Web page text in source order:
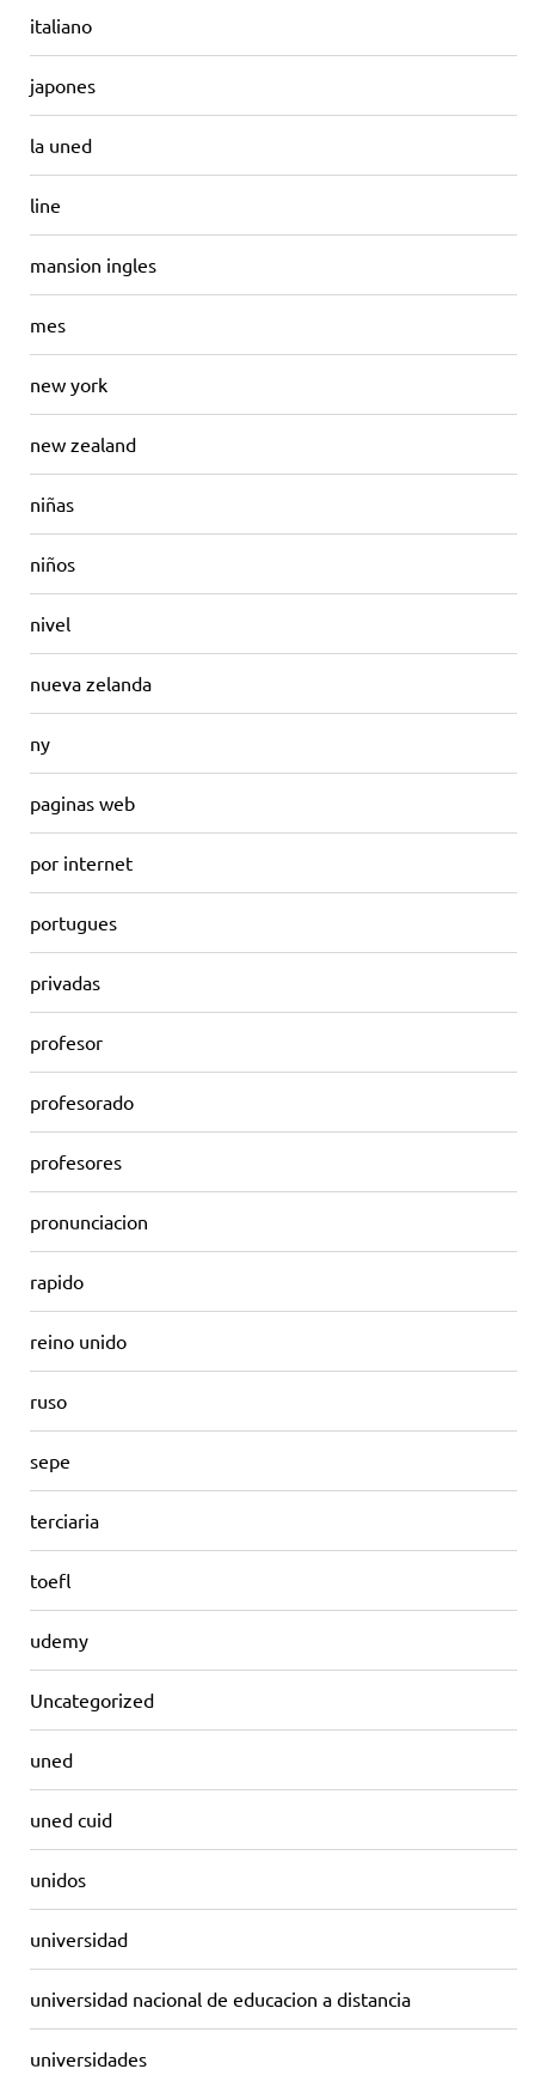
italiano
japones
la uned
line
mansion ingles
mes
new york
new zealand
niñas
niños
nivel
nueva zelanda
ny
paginas web
por internet
portugues
privadas
profesor
profesorado
profesores
pronunciacion
rapido
reino unido
ruso
sepe
terciaria
toefl
udemy
Uncategorized
uned
uned cuid
unidos
universidad
universidad nacional de educacion a distancia
universidades